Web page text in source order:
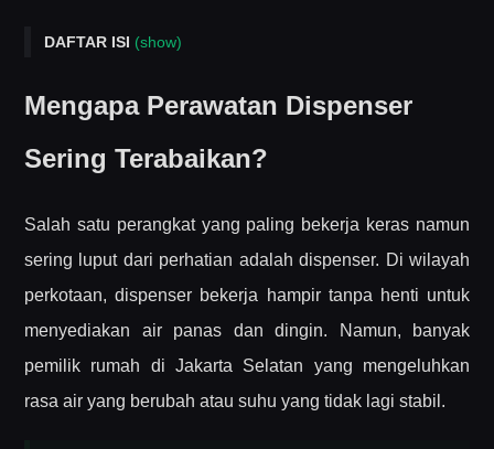
DAFTAR ISI (show)
Kriteria Jasa Perbaikan yang Layak Anda Pilih
Kesimpulan
Mengapa Perawatan Dispenser
Sering Terabaikan?
Salah satu perangkat yang paling bekerja keras namun
sering luput dari perhatian adalah dispenser. Di wilayah
perkotaan, dispenser bekerja hampir tanpa henti untuk
menyediakan air panas dan dingin. Namun, banyak
pemilik rumah di Jakarta Selatan yang mengeluhkan
rasa air yang berubah atau suhu yang tidak lagi stabil.